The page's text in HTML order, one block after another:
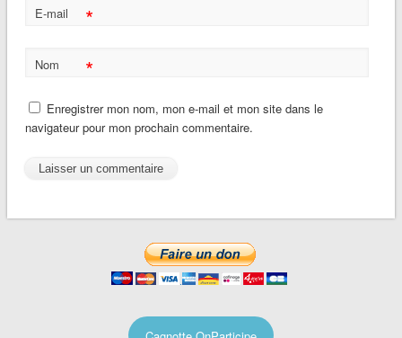
E-mail *
Nom *
Enregistrer mon nom, mon e-mail et mon site dans le
navigateur pour mon prochain commentaire.